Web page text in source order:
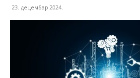
23. децембар 2024.